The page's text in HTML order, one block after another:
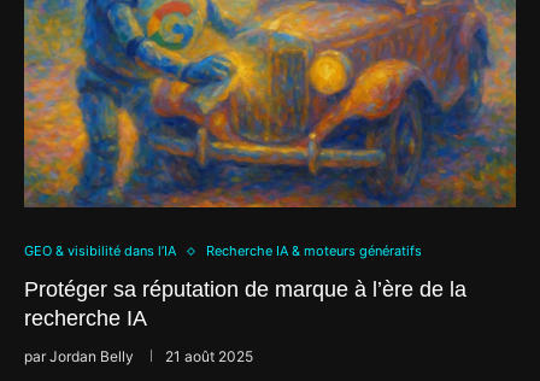
GEO & visibilité dans l’IA Recherche IA & moteurs génératifs
Protéger sa réputation de marque à l’ère de la
recherche IA
parJordan Belly 21 août 2025